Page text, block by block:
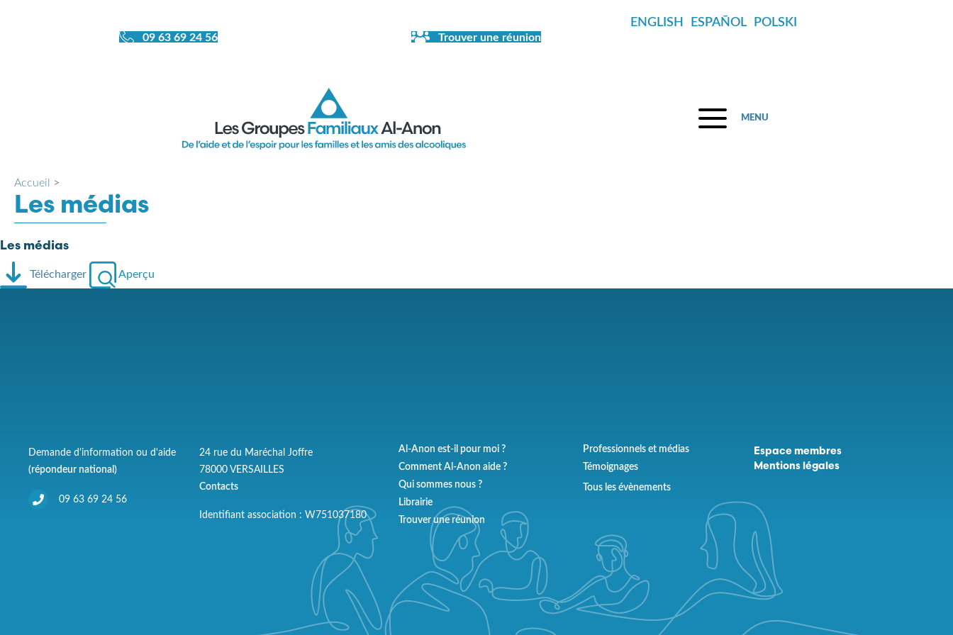
09 63 69 24 56 Trouver une réunion
ENGLISH ESPAÑOL POLSKI
MENU
Accueil >
Les médias
Les médias
Télécharger Aperçu
Demande d'information ou d'aide
(répondeur national)
09 63 69 24 56
24 rue du Maréchal Joffre
78000 VERSAILLES
Contacts
Identifiant association : W751037180
Al-Anon est-il pour moi ?
Comment Al-Anon aide ?
Qui sommes nous ?
Librairie
Trouver une réunion
Professionnels et médias
Témoignages
Tous les évènements
Espace membres
Mentions légales